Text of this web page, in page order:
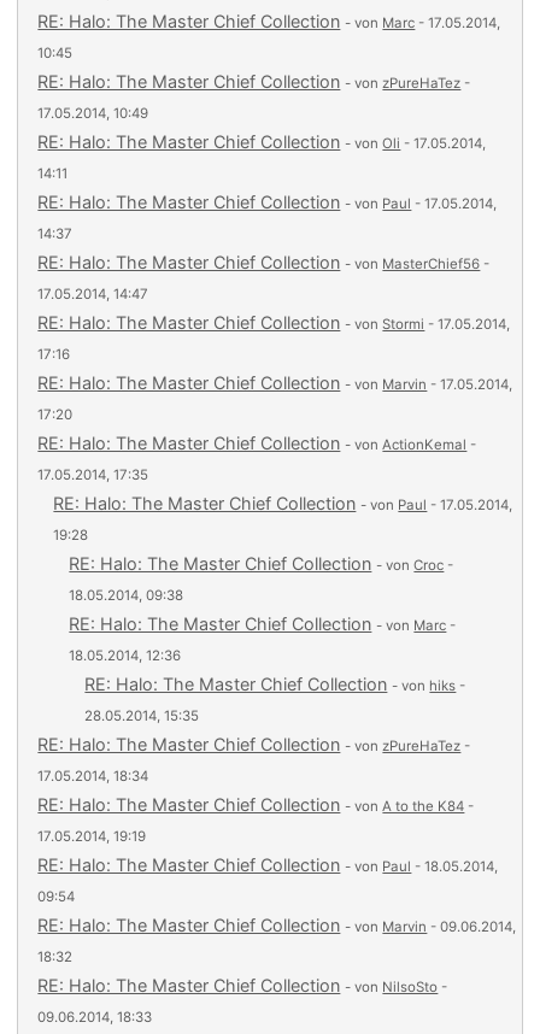
RE: Halo: The Master Chief Collection - von Marc - 17.05.2014,
10:45
RE: Halo: The Master Chief Collection - vonzPureHaTez -
17.05.2014, 10:49
RE: Halo: The Master Chief Collection - vonOli - 17.05.2014,
14:11
RE: Halo: The Master Chief Collection - von Paul - 17.05.2014,
14:37
RE: Halo: The Master Chief Collection - von MasterChief56 -
17.05.2014, 14:47
RE: Halo: The Master Chief Collection - vonStormi - 17.05.2014,
17:16
RE: Halo: The Master Chief Collection - von Marvin - 17.05.2014,
17:20
RE: Halo: The Master Chief Collection - vonActionKemal -
17.05.2014, 17:35
RE: Halo: The Master Chief Collection - von Paul - 17.05.2014,
19:28
RE: Halo: The Master Chief Collection - vonCroc -
18.05.2014, 09:38
RE: Halo: The Master Chief Collection - von Marc -
18.05.2014, 12:36
RE: Halo: The Master Chief Collection - von hiks -
28.05.2014, 15:35
RE: Halo: The Master Chief Collection - vonzPureHaTez -
17.05.2014, 18:34
RE: Halo: The Master Chief Collection - vonA to the K84 -
17.05.2014, 19:19
RE: Halo: The Master Chief Collection - von Paul - 18.05.2014,
09:54
RE: Halo: The Master Chief Collection - von Marvin - 09.06.2014,
18:32
RE: Halo: The Master Chief Collection - von NilsoSto -
09.06.2014, 18:33